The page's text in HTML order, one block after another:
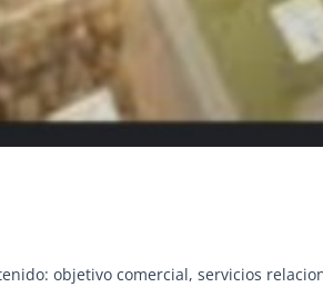
objetivo comercial, servicios